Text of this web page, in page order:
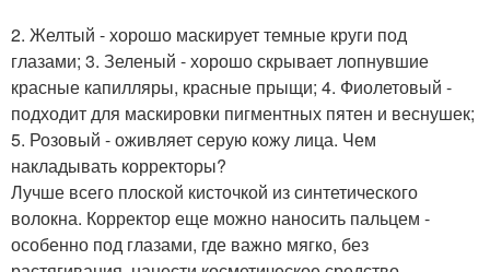
2. Желтый - хорошо маскирует темные круги под
глазами; 3. Зеленый - хорошо скрывает лопнувшие
красные капилляры, красные прыщи; 4. Фиолетовый -
подходит для маскировки пигментных пятен и веснушек;
5. Розовый - оживляет серую кожу лица. Чем
накладывать корректоры?
Лучше всего плоской кисточкой из синтетического
волокна. Корректор еще можно наносить пальцем -
особенно под глазами, где важно мягко, без